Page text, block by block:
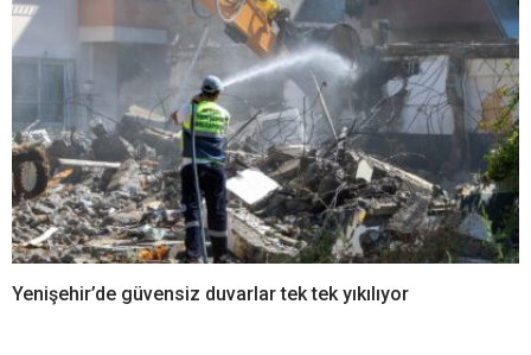
Yenişehir’de güvensiz duvarlar tek tek yıkılıyor